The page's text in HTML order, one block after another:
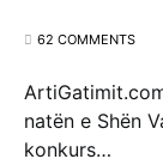
62 COMMENTS
natën e Shën
konkurs…